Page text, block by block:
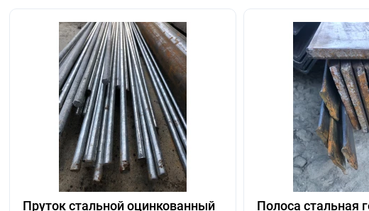
Пруток стальной оцинкованный
Полоса стальная